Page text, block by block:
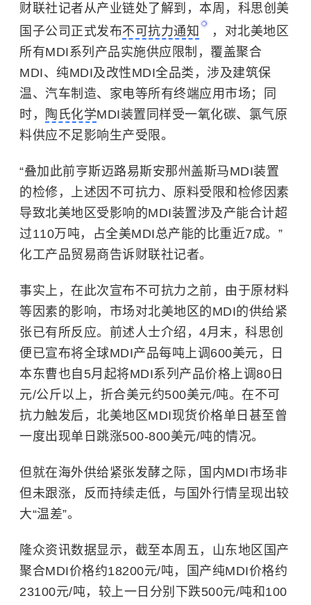
财联社记者从产业链处了解到，本周，科思创美
国子公司正式发布不可抗力通知
，对北美地区
所有MDI系列产品实施供应限制，覆盖聚合
MDI、纯MDI及改性MDI全品类，涉及建筑保
温、汽车制造、家电等所有终端应用市场；同
时，
陶氏化学MDI装置同样受一氧化碳、氯气原
料供应不足影响生产受限。
“叠加此前亨斯迈路易斯安那州盖斯马MDI装置
的检修，上述因不可抗力、原料受限和检修因素
导致北美地区受影响的MDI装置涉及产能合计超
过110万吨，占全美MDI总产能的比重近7成。”
化工产品贸易商告诉财联社记者。
事实上，在此次宣布不可抗力之前，由于原材料
等因素的影响，市场对北美地区的MDI的供给紧
张已有所反应。前述人士介绍，4月末，科思创
便已宣布将全球MDI产品每吨上调600美元，日
本东曹也自5月起将MDI系列产品价格上调80日
元/公斤以上，折合美元约500美元/吨。在不可
抗力触发后，北美地区MDI现货价格单日甚至曾
一度出现单日跳涨500-800美元/吨的情况。
但就在海外供给紧张发酵之际，国内MDI市场非
但未跟涨，反而持续走低，与国外行情呈现出较
大“温差”。
隆众资讯数据显示，截至本周五，山东地区国产
聚合MDI价格约18200元/吨，国产纯MDI价格约
23100元/吨，较上一日分别下跌500元/吨和100